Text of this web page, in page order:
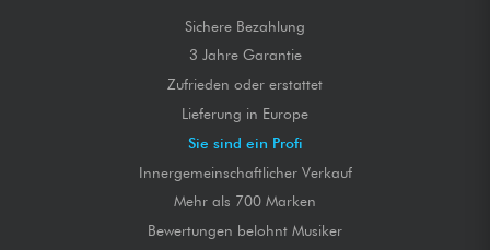
Sichere Bezahlung
3 Jahre Garantie
Zufrieden oder erstattet
Lieferung in Europe
Sie sind ein Profi
Innergemeinschaftlicher Verkauf
Mehr als 700 Marken
Bewertungen belohnt Musiker